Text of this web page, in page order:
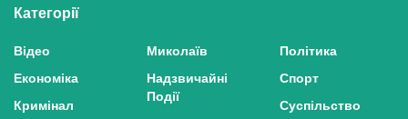
Категорії
Відео
Економіка
Кримінал
Миколаїв
Надзвичайні
Події
Політика
Спорт
Суспільство